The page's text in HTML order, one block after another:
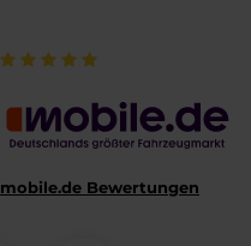
mobile.de Bewertungen